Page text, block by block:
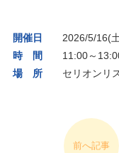
開催日
2026/5/16(
時 間
11:00～
場 所セリオンリ
前へ記事